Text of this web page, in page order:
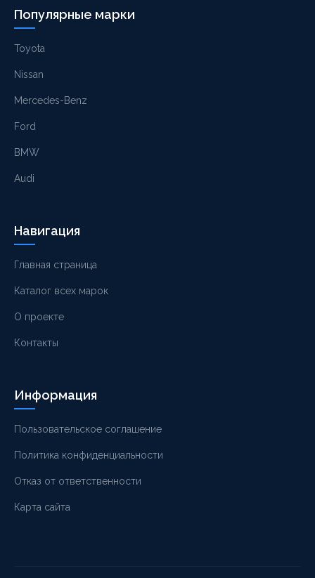
Популярные марки
Toyota
Nissan
Mercedes-Benz
Ford
BMW
Audi
Навигация
Главная страница
Каталог всех марок
О проекте
Контакты
Информация
Пользовательское соглашение
Политика конфиденциальности
Отказ от ответственности
Карта сайта